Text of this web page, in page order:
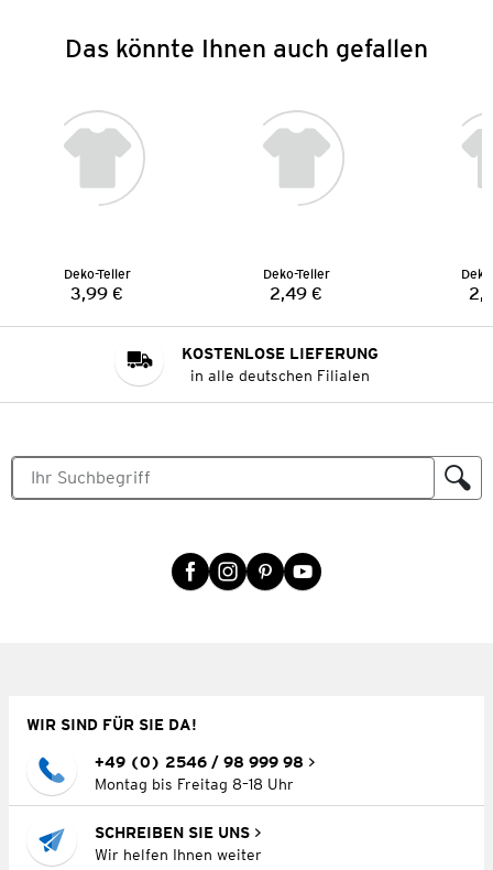
Das könnte Ihnen auch gefallen
Deko-Teller
Preis:
3,99 €
Deko-Teller
Preis:
2,49 €
KOSTENLOSE LIEFERUNG
in alle deutschen Filialen
WIR SIND FÜR SIE DA!
+49 (0) 2546 / 98 999 98
Montag bis Freitag 8–18 Uhr
SCHREIBEN SIE UNS
Wir helfen Ihnen weiter